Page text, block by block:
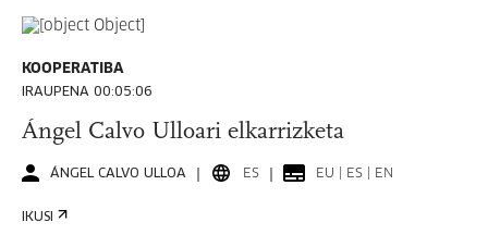
KOOPERATIBA
IRAUPENA 00:05:06
Ángel Calvo Ulloari elkarrizketa
ÁNGEL CALVO ULLOA ES EU | ES | EN
IKUSI